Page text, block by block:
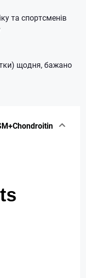
та спортсменів
щодня, бажано